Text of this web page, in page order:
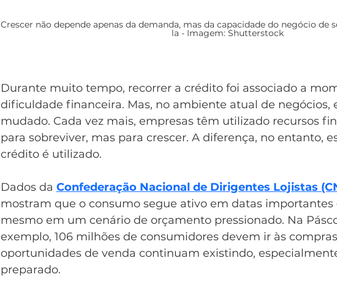
Crescer não depende apenas da demanda, mas da capacidade do negócio de
la - Imagem: Shutterstock
Durante muito tempo, recorrer a crédito foi associado a
dificuldade financeira. Mas, no ambiente atual de negócios,
mudado. Cada vez mais, empresas têm utilizado recursos
para sobreviver, mas para crescer. A diferença, no entanto,
crédito é utilizado.
Dados da Confederação Nacional de Dirigentes Lojistas
mostram que o consumo segue ativo em datas importantes
mesmo em um cenário de orçamento pressionado. Na
exemplo, 106 milhões de consumidores devem ir às
oportunidades de venda continuam existindo,
preparado.